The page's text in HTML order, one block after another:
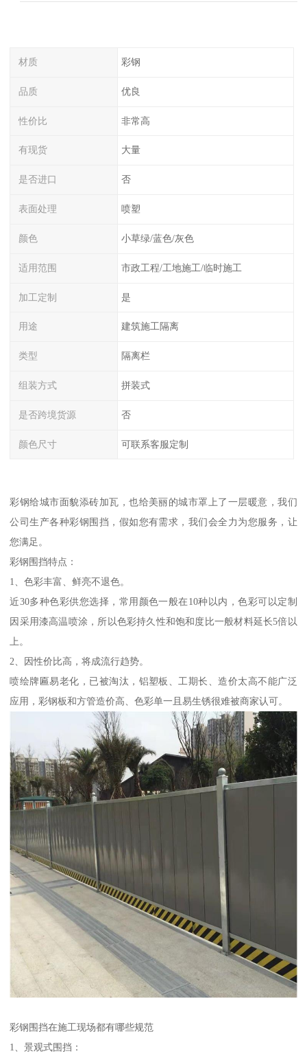
材质 彩钢
品质 优良
性价比 非常高
有现货 大量
是否进口 否
表面处理 喷塑
颜色 小草绿/蓝色/灰色
适用范围 市政工程/工地施工/临时施工
加工定制 是
用途 建筑施工隔离
类型 隔离栏
组装方式 拼装式
是否跨境货源 否
颜色尺寸 可联系客服定制
彩钢给城市面貌添砖加瓦，也给美丽的城市罩上了一层暖意，我们
公司生产各种彩钢围挡，假如您有需求，我们会全力为您服务，让
您满足。
彩钢围挡特点：
1、色彩丰富、鲜亮不退色。
近30多种色彩供您选择，常用颜色一般在10种以内，色彩可以定制
因采用漆高温喷涂，所以色彩持久性和饱和度比一般材料延长5倍以
上。
2、因性价比高，将成流行趋势。
喷绘牌匾易老化，已被淘汰，铝塑板、工期长、造价太高不能广泛
应用，彩钢板和方管造价高、色彩单一且易生锈很难被商家认可。
彩钢围挡在施工现场都有哪些规范
1、景观式围挡：